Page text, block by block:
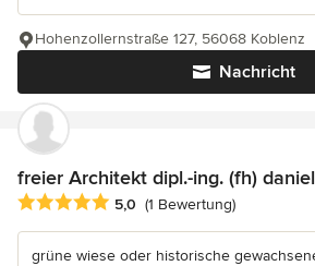
Nachricht
Hohenzollernstraße 127, 56068 Koblenz
freier Architekt dipl.-ing. (fh)
Durchschnittliche Bewertung: 5 von 5
5,0 (1 Bewertung)
grüne wiese oder historische